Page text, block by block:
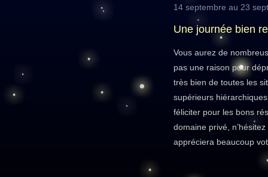
14 septembre au 23
Une journée bien
Vous aurez de
pas une raison pour
très bien de toutes les
supérieurs
féliciter pour les bons
domaine privé,
appréciera beaucoup